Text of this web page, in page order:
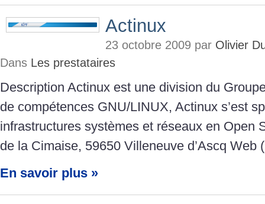
Actinux
23 octobre 2009 par Olivier
Dans Les prestataires
Description Actinux est une division du
de compétences GNU/LINUX, Actinux s’est
infrastructures systèmes et réseaux en Open
de la Cimaise, 59650 Villeneuve d’Ascq
En savoir plus »